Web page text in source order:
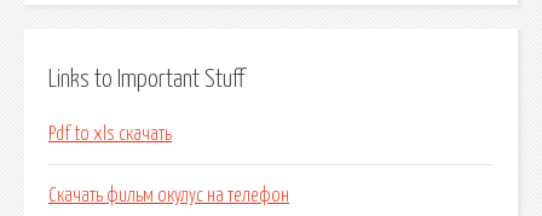
Links to Important Stuff
Pdf to xls скачать
Скачать фильм окулус на телефон